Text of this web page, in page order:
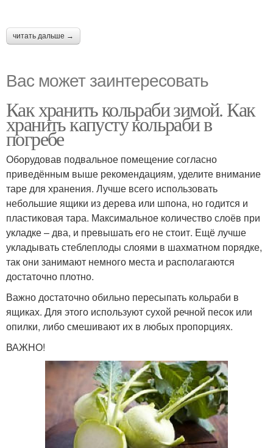
читать дальше →
Вас может заинтересовать
Как хранить кольраби зимой. Как
хранить капусту кольраби в
погребе
Оборудовав подвальное помещение согласно
приведённым выше рекомендациям, уделите внимание
таре для хранения. Лучше всего использовать
небольшие ящики из дерева или шпона, но годится и
пластиковая тара. Максимальное количество слоёв при
укладке – два, и превышать его не стоит. Ещё лучше
укладывать стеблеплоды слоями в шахматном порядке,
так они занимают немного места и располагаются
достаточно плотно.
Важно достаточно обильно пересыпать кольраби в
ящиках. Для этого используют сухой речной песок или
опилки, либо смешивают их в любых пропорциях.
ВАЖНО!